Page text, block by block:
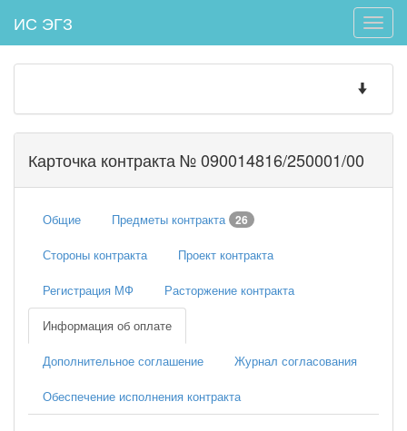
Toggle
ИС ЭГЗ
Toggle
Карточка контракта № 090014816/250001/00
Общие Предметы контракта 26
Стороны контракта Проект контракта
Регистрация МФ Расторжение контракта
Информация об оплате
Дополнительное соглашение Журнал согласования
Обеспечение исполнения контракта